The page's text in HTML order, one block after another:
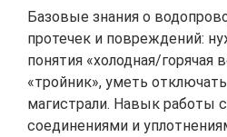
Базовые знания о
протечек и повреждений:
понятия «холодная/горячая
«тройник», уметь
магистрали. Навык работы
соединениями и